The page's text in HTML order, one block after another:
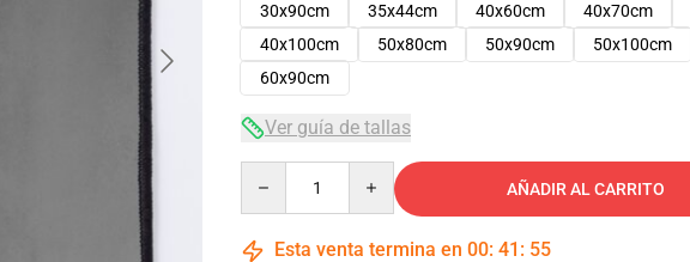
30x90cm
35x44cm 40x60cm 40x70cm
40x100cm
50x80cm 50x90cm 50x100cm
60x90cm
Ver guía de tallas
AÑADIR AL CARRITO
Esta venta termina en 00: 41 : 54